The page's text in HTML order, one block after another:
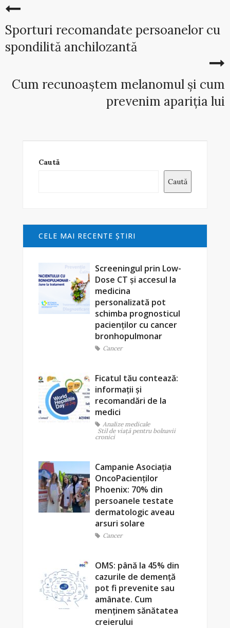
Sporturi recomandate persoanelor cu
spondilită anchilozantă
Cum recunoaștem melanomul și cum
prevenim apariția lui
Caută
Caută
CELE MAI RECENTE ŞTIRI
Screeningul prin Low-
Dose CT și accesul la
medicina
personalizată pot
schimba prognosticul
pacienților cu cancer
bronhopulmonar
Cancer
Ficatul tău contează:
informații și
recomandări de la
medici
Analize medicale
Stil de viaţă pentru bolnavii
cronici
Campanie Asociația
OncoPacienților
Phoenix: 70% din
persoanele testate
dermatologic aveau
arsuri solare
Cancer
OMS: până la 45% din
cazurile de demență
pot fi prevenite sau
amânate. Cum
menținem sănătatea
creierului